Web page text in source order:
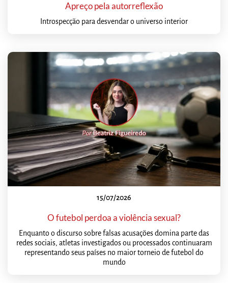
Apreço pela autorreflexão
Introspecção para desvendar o universo interior
15/07/2026
O futebol perdoa a violência sexual?
Enquanto o discurso sobre falsas acusações domina parte das
redes sociais, atletas investigados ou processados continuaram
representando seus países no maior torneio de futebol do
mundo